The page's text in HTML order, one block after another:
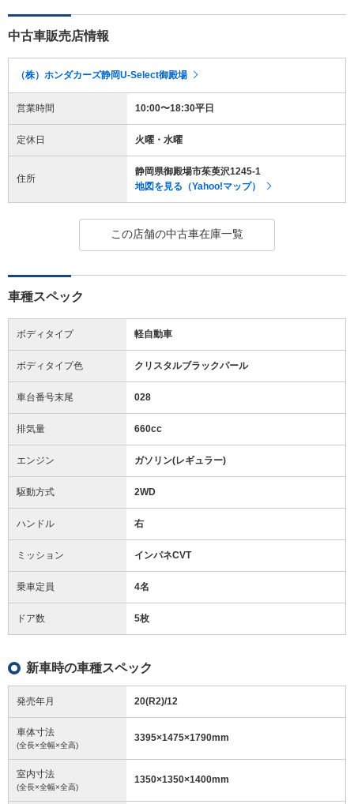
中古車販売店情報
（株）ホンダカーズ静岡U-Select御殿場
営業時間 10:00〜18:30平日
定休日 火曜・水曜
住所
静岡県御殿場市茱萸沢1245-1
地図を見る（Yahoo!マップ）
この店舗の中古車在庫一覧
車種スペック
ボディタイプ 軽自動車
ボディタイプ色 クリスタルブラックパール
車台番号末尾 028
排気量 660cc
エンジン ガソリン(レギュラー)
駆動方式 2WD
ハンドル 右
ミッション インパネCVT
乗車定員 4名
ドア数 5枚
新車時の車種スペック
発売年月 20(R2)/12
車体寸法
(全長×全幅×全高)
3395×1475×1790mm
室内寸法
(全長×全幅×全高)
1350×1350×1400mm